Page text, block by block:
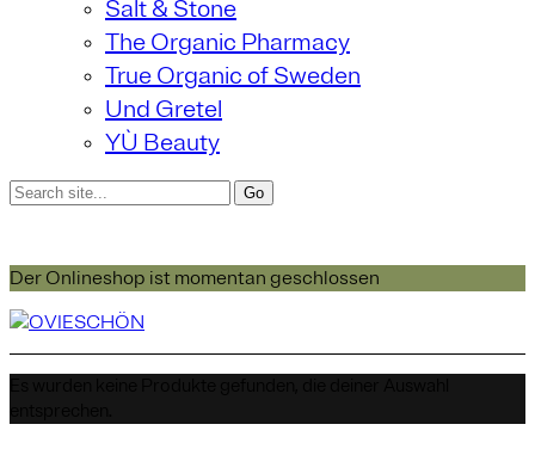
Salt & Stone
The Organic Pharmacy
True Organic of Sweden
Und Gretel
YÙ Beauty
Der Onlineshop ist momentan geschlossen